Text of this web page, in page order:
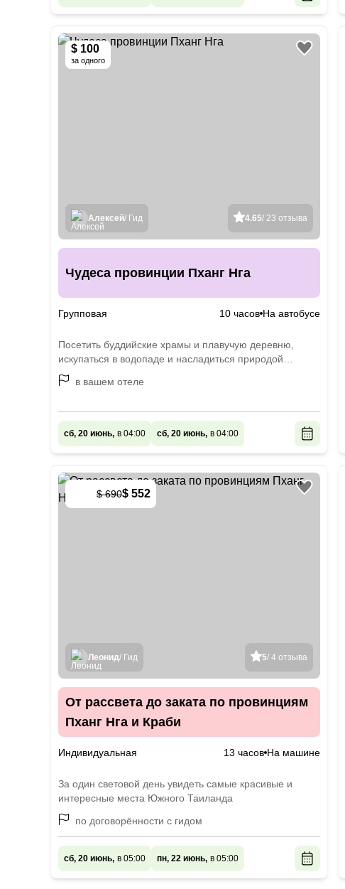
$ 100
за одного
4.65/ 23 отзыва
Алексей/ Гид
Чудеса провинции Пханг Нга
Групповая 10 часов На автобусе
Посетить буддийские храмы и плавучую деревню,
искупаться в водопаде и насладиться природой
Таиланда
в вашем отеле
сб, 20 июнь, в 04:00 сб, 20 июнь, в 04:00
$ 690$ 552
5/ 4 отзыва
Леонид/ Гид
От рассвета до заката по провинциям
Пханг Нга и Краби
Индивидуальная 13 часов На машине
За один световой день увидеть самые красивые и
интересные места Южного Таиланда
по договорённости с гидом
сб, 20 июнь, в 05:00 пн, 22 июнь, в 05:00